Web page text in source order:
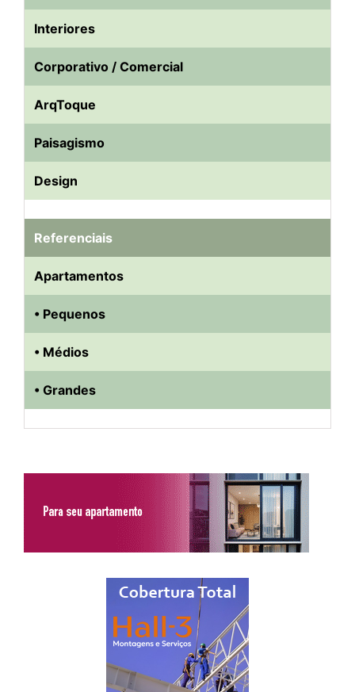
Interiores
Corporativo / Comercial
ArqToque
Paisagismo
Design
Referenciais
Apartamentos
• Pequenos
• Médios
• Grandes